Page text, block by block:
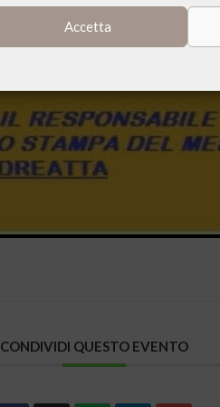
Accetta
CONDIVIDI QUESTO EVENTO